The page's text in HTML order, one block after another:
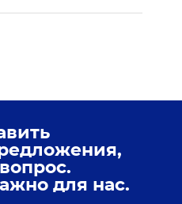
для нас.